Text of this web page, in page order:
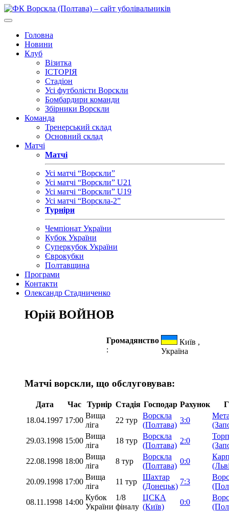
Головна
Новини
Клуб
Візитка
ІСТОРІЯ
Стадіон
Усі футболісти Ворскли
Бомбардири команди
Збірники Ворскли
Команда
Тренерський склад
Основний склад
Матчі
Матчі
Усі матчі “Ворскли”
Усі матчі “Ворскли” U21
Усі матчі “Ворскли” U19
Усі матчі “Ворскла-2”
Турніри
Чемпіонат України
Кубок України
Суперкубок України
Єврокубки
Полтавщина
Програми
Контакти
Олександр Стадниченко
Юрій ВОЙНОВ
Громадянство
:
Київ ,
Україна
Матчі ворскли, що обслуговував:
Дата Час Турнір Стадія Господар Рахунок
18.04.1997 17:00
Вища
ліга
22 тур
Ворскла
(Полтава)
3:0
29.03.1998 15:00
Вища
ліга
18 тур
Ворскла
(Полтава)
2:0
22.08.1998 18:00
Вища
ліга
8 тур
Ворскла
(Полтава)
0:0
20.09.1998 17:00
Вища
ліга
11 тур
Шахтар
(Донецьк)
7:3
08.11.1998 14:00
Кубок
України
1/8
фіналу
ЦСКА
(Київ)
0:0